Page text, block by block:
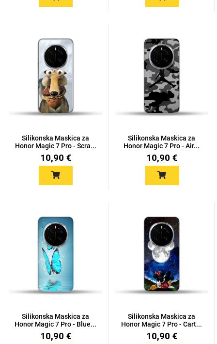
Silikonska Maskica za
Honor Magic 7 Pro - Scra...
10,90 €
Silikonska Maskica za
Honor Magic 7 Pro - Air...
10,90 €
Silikonska Maskica za
Honor Magic 7 Pro - Blue...
10,90 €
Silikonska Maskica za
Honor Magic 7 Pro - Cart...
10,90 €
Svijet životinja Auto - Moto motivi
Mandale / Cvjetni
MarbleMania
Gaming motivi Crtani filmovi